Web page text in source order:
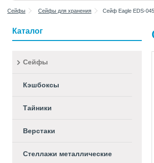
Сейфы Сейфы для хранения Сейф Eagle EDS-045
Каталог
Сейфы
Кэшбоксы
Тайники
Верстаки
Стеллажи металлические